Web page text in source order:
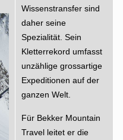
Wissenstransfer sind
daher seine
Spezialität. Sein
Kletterrekord umfasst
unzählige grossartige
Expeditionen auf der
ganzen Welt.
Für Bekker Mountain
Travel leitet er die